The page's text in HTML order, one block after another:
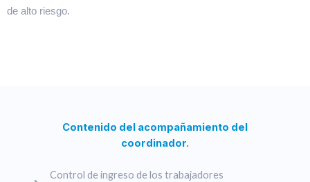
de alto riesgo.
Contenido del acompañamiento del
coordinador.
Control de ingreso de los trabajadores